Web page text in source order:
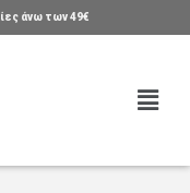
άνω των 49€